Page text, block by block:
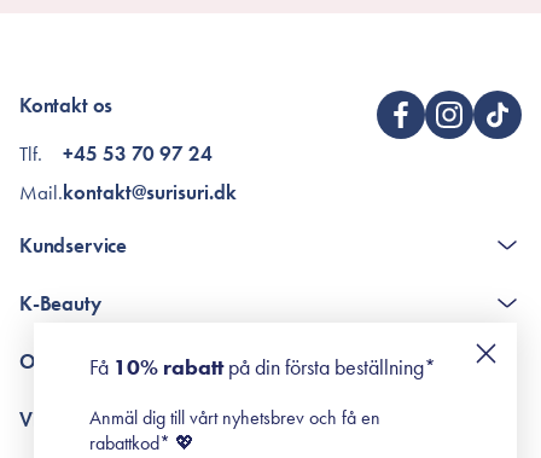
Kontakt os
Tlf.
Mail.
+45 53 70 97 24
kontakt@surisuri.dk
Kundservice
Poängshop - frågor och svar
K-Beauty
Retinol för nybörjare
Om Surisuri
Black Friday
Villkor
Få 10% rabattpå din första beställning*
Anmäl dig till vårt nyhetsbrev och få en
rabattkod* 💖